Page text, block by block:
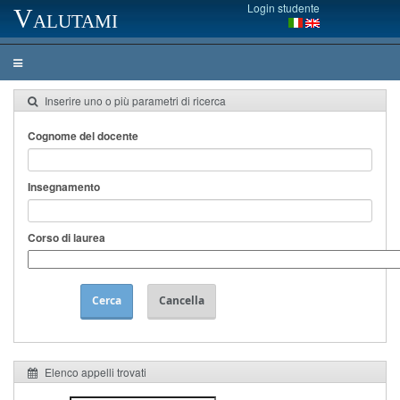
Valutami Login studente
Inserire uno o più parametri di ricerca
Cognome del docente
Insegnamento
Corso di laurea
Cerca Cancella
Elenco appelli trovati